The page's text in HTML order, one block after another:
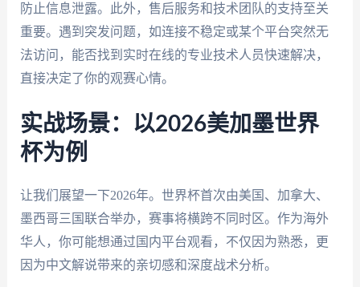
防止信息泄露。此外，售后服务和技术团队的支持至关
重要。遇到突发问题，如连接不稳定或某个平台突然无
法访问，能否找到实时在线的专业技术人员快速解决，
直接决定了你的观赛心情。
实战场景：以2026美加墨世界
杯为例
让我们展望一下2026年。世界杯首次由美国、加拿大、
墨西哥三国联合举办，赛事将横跨不同时区。作为海外
华人，你可能想通过国内平台观看，不仅因为熟悉，更
因为中文解说带来的亲切感和深度战术分析。